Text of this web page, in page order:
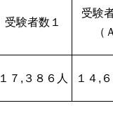
受験者数１
受験
（
１７,３８６人 １４,